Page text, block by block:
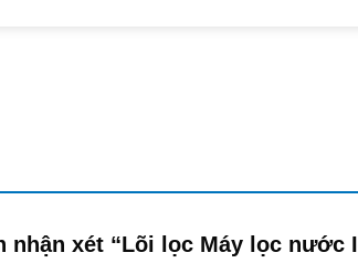
nhận xét “Lõi lọc Máy lọc nước